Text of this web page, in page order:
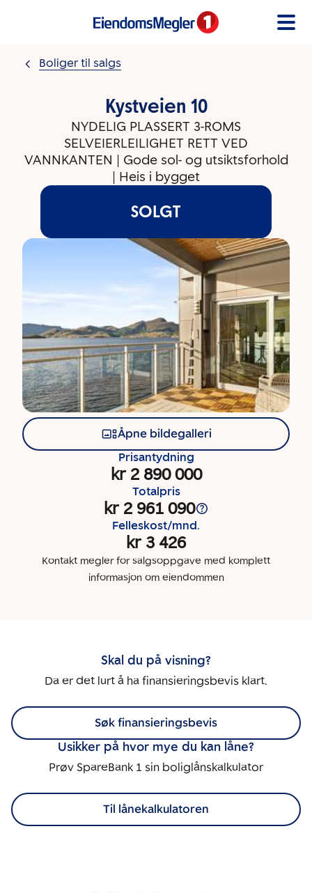
Boliger til salgs
Kystveien 10
NYDELIG PLASSERT 3-ROMS
SELVEIERLEILIGHET RETT VED
VANNKANTEN | Gode sol- og utsiktsforhold
| Heis i bygget
SOLGT
Åpne bildegalleri
Prisantydning
kr 2 890 000
Totalpris
kr 2 961 090
Felleskost/mnd.
kr 3 426
Kontakt megler for salgsoppgave med komplett
informasjon om eiendommen
Skal du på visning?
Da er det lurt å ha finansieringsbevis klart.
Søk finansieringsbevis
Usikker på hvor mye du kan låne?
Prøv SpareBank 1 sin boliglånskalkulator
Til lånekalkulatoren